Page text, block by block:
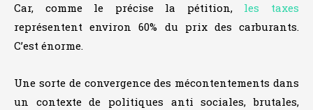
Car, comme le précise la pétition, les taxes
représentent environ 60% du prix des carburants.
C’est énorme.
Une sorte de convergence des mécontentements dans
un contexte de politiques anti sociales, brutales,